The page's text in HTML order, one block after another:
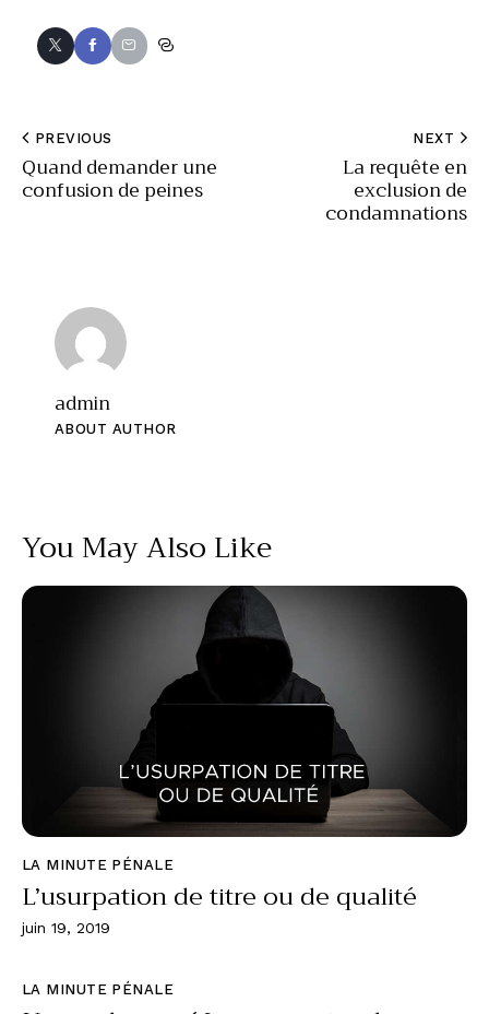
PREVIOUS
Quand demander une
confusion de peines
NEXT
La requête en
exclusion de
condamnations
admin
ABOUT AUTHOR
You May Also Like
LA MINUTE PÉNALE
L’usurpation de titre ou de qualité
juin 19, 2019
LA MINUTE PÉNALE